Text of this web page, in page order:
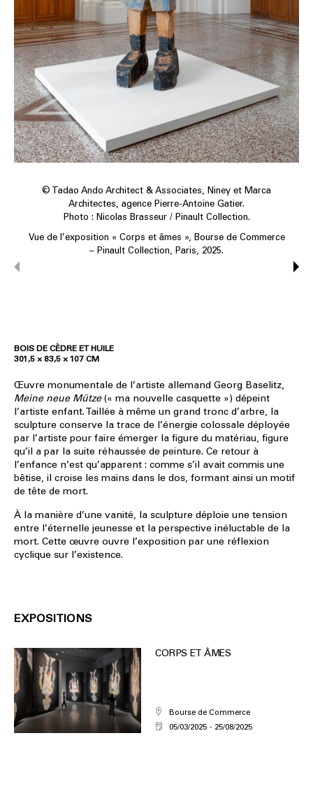
© Tadao Ando Architect & Associates, Niney et Marca
Architectes, agence Pierre-Antoine Gatier.
Photo : Nicolas Brasseur / Pinault Collection.
Vue de l’exposition « Corps et âmes », Bourse de Commerce
– Pinault Collection, Paris, 2025.
BOIS DE CÈDRE ET HUILE
301,5 × 83,5 × 107 CM
Œuvre monumentale de l’artiste allemand Georg Baselitz,
Meine neue Mütze(« ma nouvelle casquette ») dépeint
l’artiste enfant. Taillée à même un grand tronc d’arbre, la
sculpture conserve la trace de l’énergie colossale déployée
par l’artiste pour faire émerger la figure du matériau, figure
qu’il a par la suite réhaussée de peinture. Ce retour à
l’enfance n’est qu’apparent : comme s’il avait commis une
bêtise, il croise les mains dans le dos, formant ainsi un motif
de tête de mort.
À la manière d’une vanité, la sculpture déploie une tension
entre l’éternelle jeunesse et la perspective inéluctable de la
mort. Cette œuvre ouvre l’exposition par une réflexion
cyclique sur l’existence.
EXPOSITIONS
CORPS ET ÂMES
Bourse de Commerce
05/03/2025
25/08/2025